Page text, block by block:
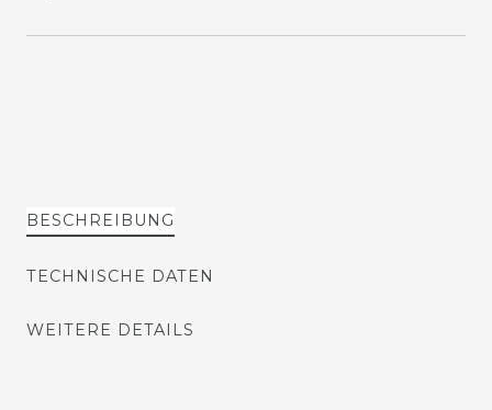
BESCHREIBUNG
TECHNISCHE DATEN
WEITERE DETAILS